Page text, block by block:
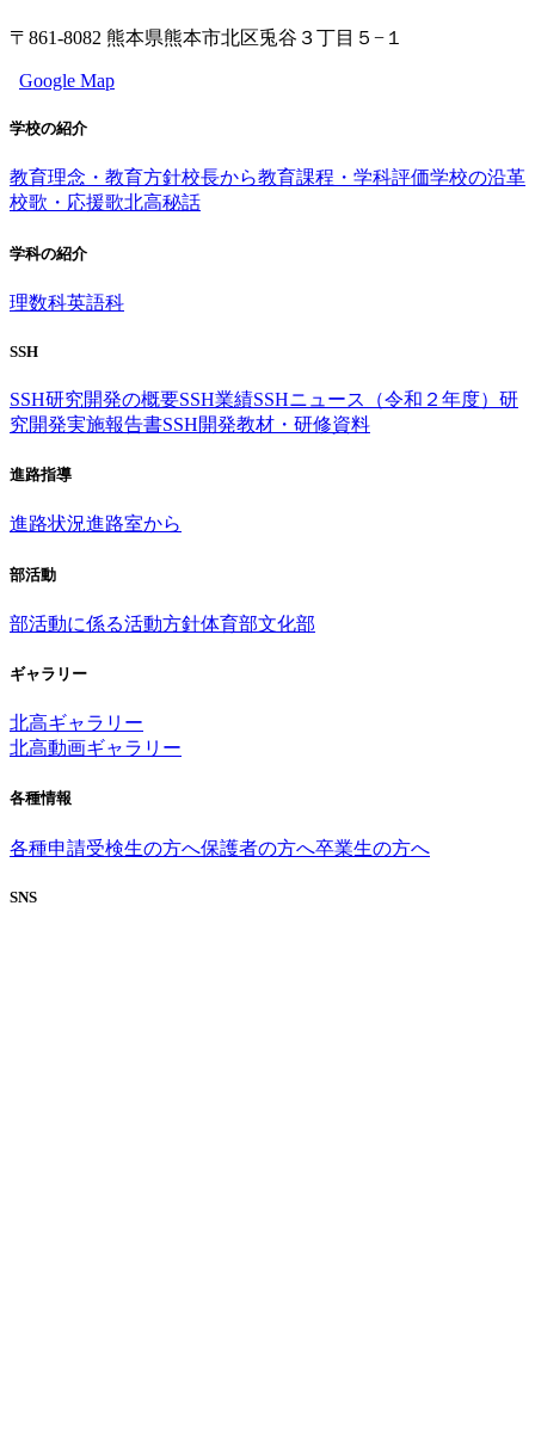
〒861-8082 熊本県熊本市北区兎谷３丁目５−１
Google Map
学校の紹介
教育理念・教育方針校長から教育課程・学科評価学校の沿革
校歌・応援歌北高秘話
学科の紹介
理数科英語科
SSH
SSH研究開発の概要SSH業績SSHニュース（令和２年度） 研
究開発実施報告書SSH開発教材・研修資料
進路指導
進路状況進路室から
部活動
部活動に係る活動方針体育部文化部
ギャラリー
北高ギャラリー
北高動画ギャラリー
各種情報
各種申請受検生の方へ保護者の方へ卒業生の方へ
SNS